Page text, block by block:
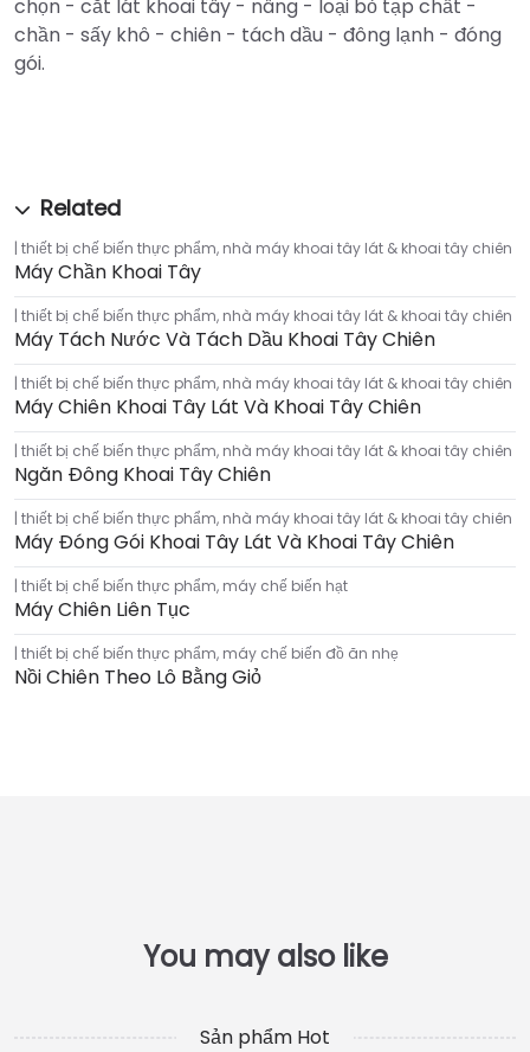
chọn - cắt lát khoai tây - nâng - loại bỏ tạp chất -
chần - sấy khô - chiên - tách dầu - đông lạnh - đóng
gói.
thiết bị chế biến thực phẩm, nhà máy khoai tây lát & khoai tây chiên
Máy Chần Khoai Tây
thiết bị chế biến thực phẩm, nhà máy khoai tây lát & khoai tây chiên
Máy Tách Nước Và Tách Dầu Khoai Tây Chiên
thiết bị chế biến thực phẩm, nhà máy khoai tây lát & khoai tây chiên
Máy Chiên Khoai Tây Lát Và Khoai Tây Chiên
thiết bị chế biến thực phẩm, nhà máy khoai tây lát & khoai tây chiên
Ngăn Đông Khoai Tây Chiên
thiết bị chế biến thực phẩm, nhà máy khoai tây lát & khoai tây chiên
Máy Đóng Gói Khoai Tây Lát Và Khoai Tây Chiên
thiết bị chế biến thực phẩm, máy chế biến hạt
Máy Chiên Liên Tục
thiết bị chế biến thực phẩm, máy chế biến đồ ăn nhẹ
Nồi Chiên Theo Lô Bằng Giỏ
Sản phẩm Hot